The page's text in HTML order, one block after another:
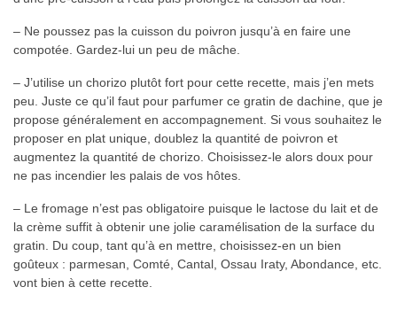
– Ne poussez pas la cuisson du poivron jusqu’à en faire une
compotée. Gardez-lui un peu de mâche.
– J’utilise un chorizo plutôt fort pour cette recette, mais j’en mets
peu. Juste ce qu’il faut pour parfumer ce gratin de dachine, que je
propose généralement en accompagnement. Si vous souhaitez le
proposer en plat unique, doublez la quantité de poivron et
augmentez la quantité de chorizo. Choisissez-le alors doux pour
ne pas incendier les palais de vos hôtes.
– Le fromage n’est pas obligatoire puisque le lactose du lait et de
la crème suffit à obtenir une jolie caramélisation de la surface du
gratin. Du coup, tant qu’à en mettre, choisissez-en un bien
goûteux : parmesan, Comté, Cantal, Ossau Iraty, Abondance, etc.
vont bien à cette recette.